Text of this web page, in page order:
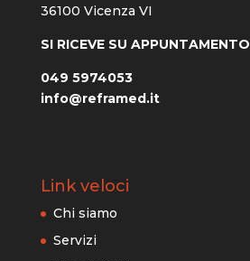
36100 Vicenza VI
SI RICEVE SU APPUNTAMENTO
049 5974053
info@reframed.it
Link veloci
Chi siamo
Servizi